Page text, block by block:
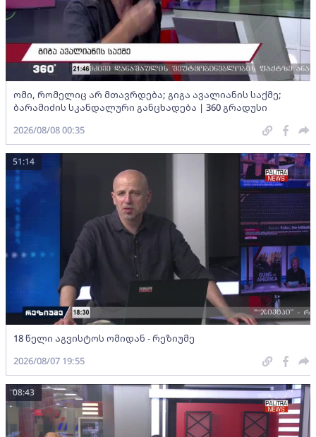
ომი, რომელიც არ მთავრდება; გიგა ავალიანის საქმე;
ბარამიძის სკანდალური განცხადება | 360 გრადუსი
2026/08/08 00:35
18 წელი აგვისტოს ომიდან - რეზიუმე
51:14
2026/08/07 19:55
08:43